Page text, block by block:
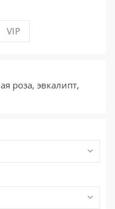
VIP
роза, эвкалипт,